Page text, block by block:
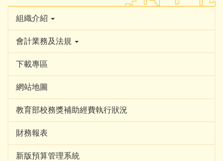
組織介紹
會計業務及法規
下載專區
網站地圖
教育部校務獎補助經費執行狀況
財務報表
新版預算管理系統